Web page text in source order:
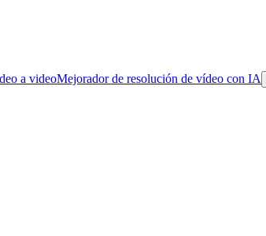
a videoMejorador de resolución de vídeo con IA